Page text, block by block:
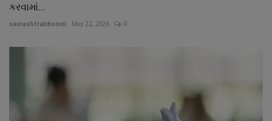
કરવામાં...
saurashtrabhoomi May 22, 2026 0